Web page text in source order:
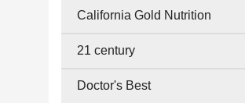
California Gold Nutrition
21 century
Doctor's Best